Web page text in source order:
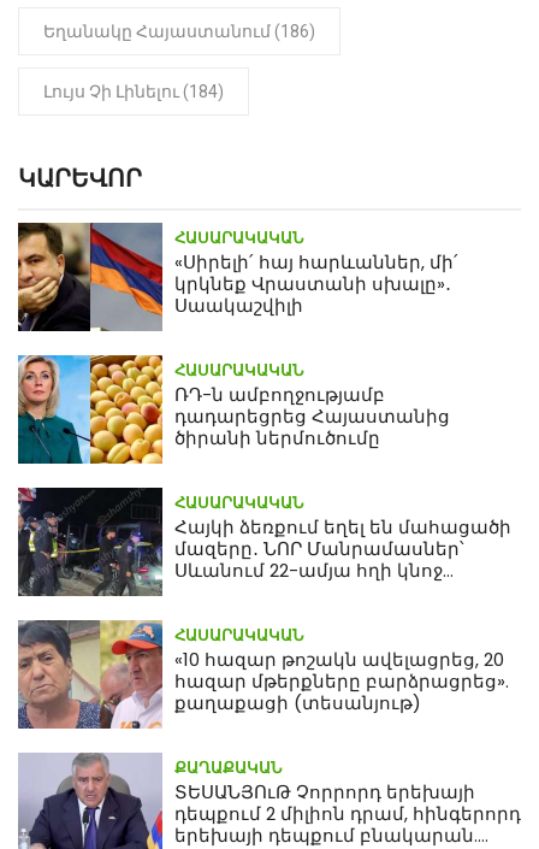
Եղանակը Հայաստանում (186)
Լույս Չի Լինելու (184)
ԿԱՐԵՎՈՐ
ՀԱՍԱՐԱԿԱԿԱՆ
«Սիրելի՛ հայ հարևաններ, մի՛
կրկնեք Վրաստանի սխալը»․
Սաակաշվիլի
ՀԱՍԱՐԱԿԱԿԱՆ
ՌԴ-ն ամբողջությամբ
դադարեցրեց Հայաստանից
ծիրանի ներմուծումը
ՀԱՍԱՐԱԿԱԿԱՆ
Հայկի ձեռքում եղել են մահացածի
մազերը․ ՆՈՐ Մանրամասներ՝
Սևանում 22-ամյա հղի կնոջ
ՀԱՍԱՐԱԿԱԿԱՆ
«10 հազար թոշակն ավելացրեց, 20
հազար մթերքները բարձրացրեց».
քաղաքացի (տեսանյութ)
ՔԱՂԱՔԱԿԱՆ
ՏԵՍԱՆՅՈւԹ Չորրորդ երեխայի
դեպքում 2 միլիոն դրամ, հինգերորդ
երեխայի դեպքում բնակարան.